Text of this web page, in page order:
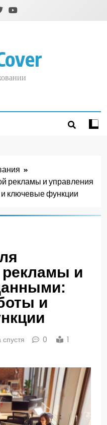
рекламы и управления
ключевые функции
и
и
0
1